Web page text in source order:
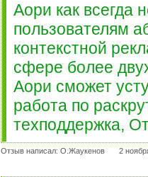
Аори как всегда
пользователям
контекстной
сфере более
Аори сможет
работа по
техподдержка,
Отзыв написал: О.Жаукенов 2